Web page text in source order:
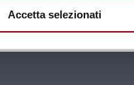
Accetta selezionati